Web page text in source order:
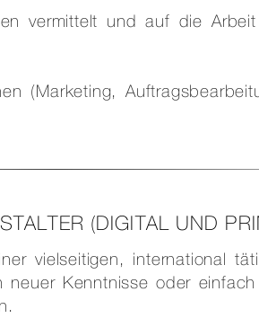
vermittelt und auf die
(Marketing,
(DIGITAL UND
vielseitigen, international
neuer Kenntnisse oder